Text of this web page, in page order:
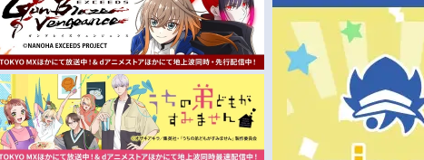
配信・Vtuber トレンド 無料マンガ
覧 秋アニメ
冬アニメ